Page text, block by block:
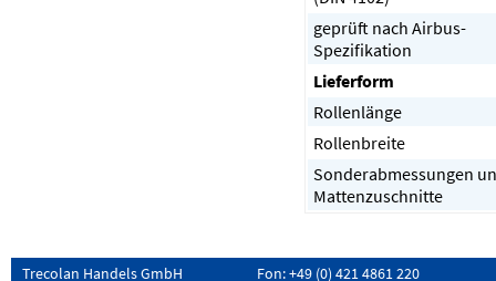
geprüft nach Airbus-
Spezifikation
Lieferform
Rollenlänge
Rollenbreite
Sonderabmessungen
Mattenzuschnitte
Trecolan Handels GmbH Fon: +49 (0) 421 4861 220